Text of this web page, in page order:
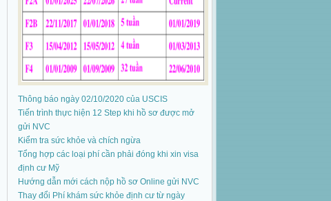
Thông báo ngày 02/10/2020 của USCIS
Tiến trình thực hiện 12 Step khi hồ sơ được mở
gửi NVC
Kiểm tra sức khỏe và chích ngừa
Tổng hợp các loại phí cần phải đóng khi xin visa
định cư Mỹ
Hướng dẫn mới cách nộp hồ sơ Online gửi NVC
Thay đổi Phí khám sức khỏe định cư từ ngày